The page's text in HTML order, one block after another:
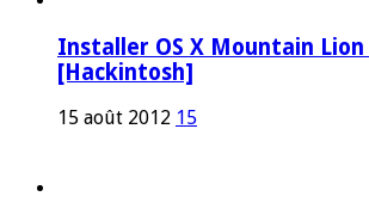
Installer OS X Mountain Lion
[Hackintosh]
15 août 2012 15